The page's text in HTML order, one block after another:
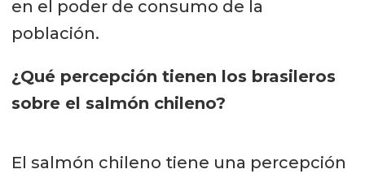
en el poder de consumo de la
población.
¿Qué percepción tienen los brasileros
sobre el salmón chileno?
El salmón chileno tiene una percepción